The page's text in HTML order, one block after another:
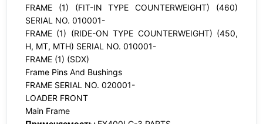
FRAME (1) (FIT-IN TYPE COUNTERWEIGHT) (460)
SERIAL NO. 010001-
FRAME (1) (RIDE-ON TYPE COUNTERWEIGHT) (450,
H, MT, MTH) SERIAL NO. 010001-
FRAME (1) (SDX)
Frame Pins And Bushings
FRAME SERIAL NO. 020001-
LOADER FRONT
Main Frame